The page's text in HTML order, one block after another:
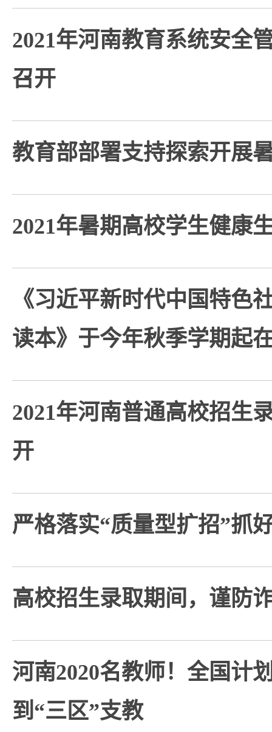
2021年河南教育系统安全
召开
教育部部署支持探索开展
2021年暑期高校学生健康
《习近平新时代中国特色
读本》于今年秋季学期起
2021年河南普通高校招生
开
严格落实“质量型扩招”抓
高校招生录取期间，谨防
河南2020名教师！全国计
到“三区”支教